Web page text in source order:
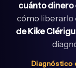
cuánto dinero
cómo liberarlo
de Kike
Diagnóstico